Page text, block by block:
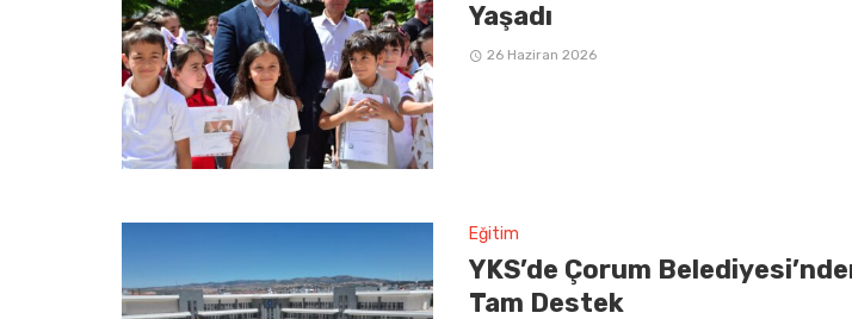
Yaşadı
26 Haziran 2026
Eğitim
YKS’de Çorum
Tam Destek